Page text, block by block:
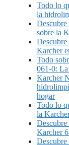
Todo lo
la
Descubre
sobre la
Descubre
Karcher
Todo
061-0:
Karcher
hogar
Todo lo
la
Descubre
Karcher